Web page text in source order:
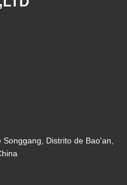
Distrito de Bao'an,